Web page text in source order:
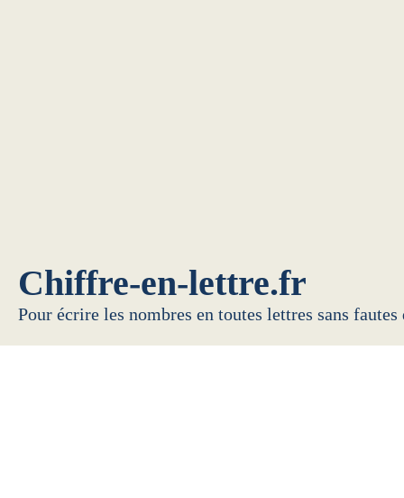
Chiffre-en-lettre.fr
Pour écrire les nombres en toutes lettres sans